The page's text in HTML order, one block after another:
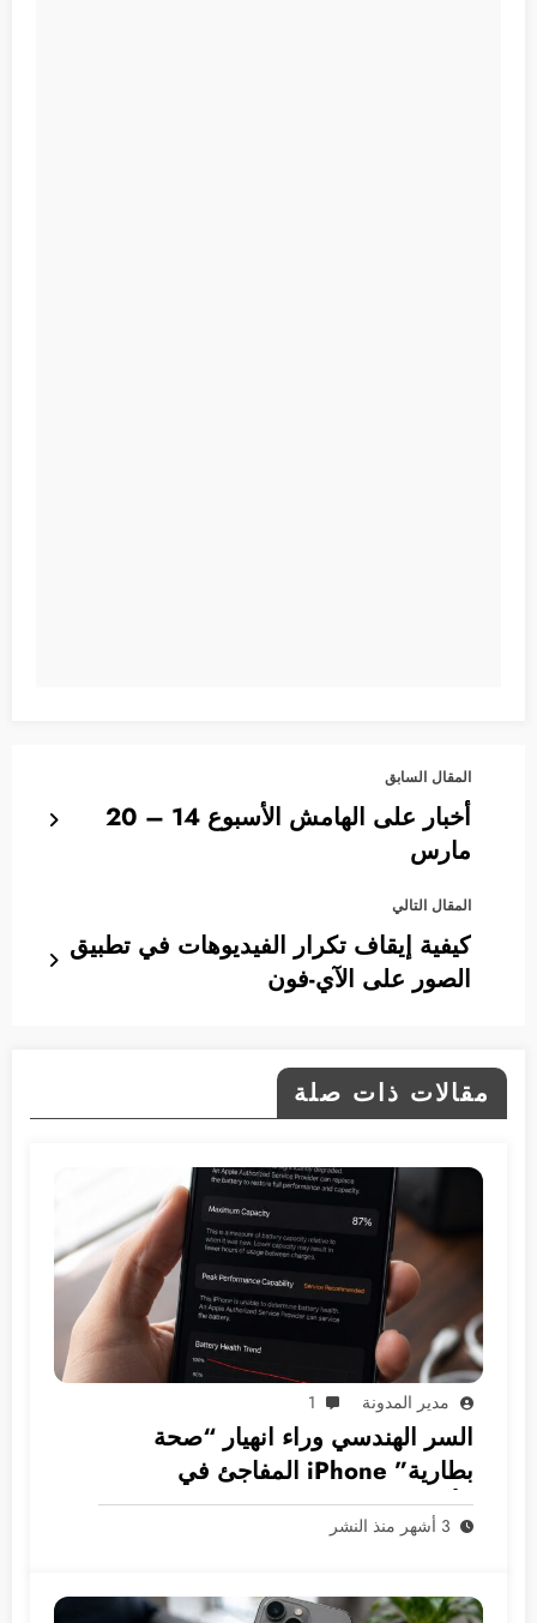
المقال السابق
أخبار على الهامش الأسبوع 14 – 20
مارس
المقال التالي
كيفية إيقاف تكرار الفيديوهات في تطبيق
الصور على الآي-فون
مقالات ذات صلة
مدير المدونة 1
السر الهندسي وراء انهيار “صحة
بطارية” iPhone المفاجئ في
الأسواق العربية
3 أشهر منذ النشر